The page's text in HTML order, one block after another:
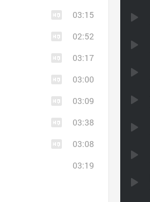
03:15
02:52
03:17
03:00
03:09
03:38
03:08
03:19